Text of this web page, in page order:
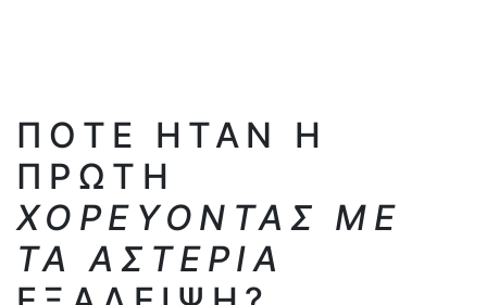
ΠΌΤΕ ΉΤΑΝ Η
ΠΡΏΤΗ
ΧΟΡΕΎΟΝΤΑΣ ΜΕ
ΤΑ ΑΣΤΈΡΙΑ